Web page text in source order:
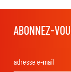
ABONNEZ-